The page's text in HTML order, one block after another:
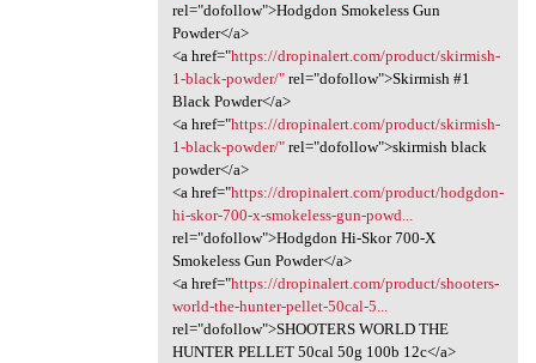
rel="dofollow">Hodgdon Smokeless Gun
Powder</a>
<a href="https://dropinalert.com/product/skirmish-
1-black-powder/"rel="dofollow">Skirmish #1
Black Powder</a>
<a href="https://dropinalert.com/product/skirmish-
1-black-powder/"rel="dofollow">skirmish black
powder</a>
<a href="https://dropinalert.com/product/hodgdon-
hi-skor-700-x-smokeless-gun-powd...
rel="dofollow">Hodgdon Hi-Skor 700-X
Smokeless Gun Powder</a>
<a href="https://dropinalert.com/product/shooters-
world-the-hunter-pellet-50cal-5...
rel="dofollow">SHOOTERS WORLD THE
HUNTER PELLET 50cal 50g 100b 12c</a>